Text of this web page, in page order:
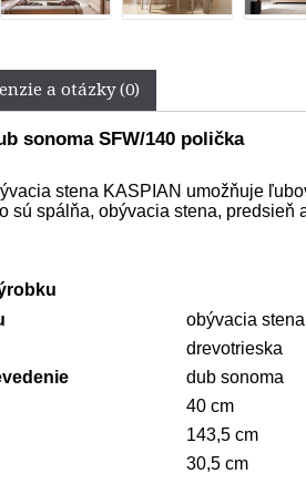
a otázky (0)
sonoma SFW/140 polička
stena KASPIAN umožňuje
sú spálňa, obývacia stena, predsieň
obývacia
drevotrieska
dub sonoma
40 cm
143,5 cm
30,5 cm